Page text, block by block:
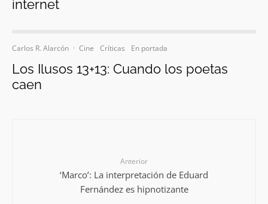
internet
Carlos R. Alarcón · Cine Críticas En portada
Los Ilusos 13+13: Cuando los poetas
caen
Anterior
‘Marco’: La interpretación de Eduard
Fernández es hipnotizante